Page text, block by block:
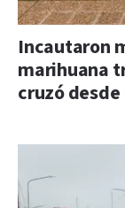
Incautaron
marihuana
cruzó